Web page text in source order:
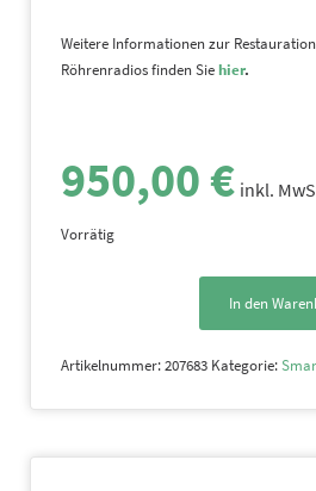
Weitere Informationen zur
Röhrenradios finden Siehier.
950,00€ inkl.
Vorrätig
Menge
In den
Artikelnummer:207683 Kategorie: